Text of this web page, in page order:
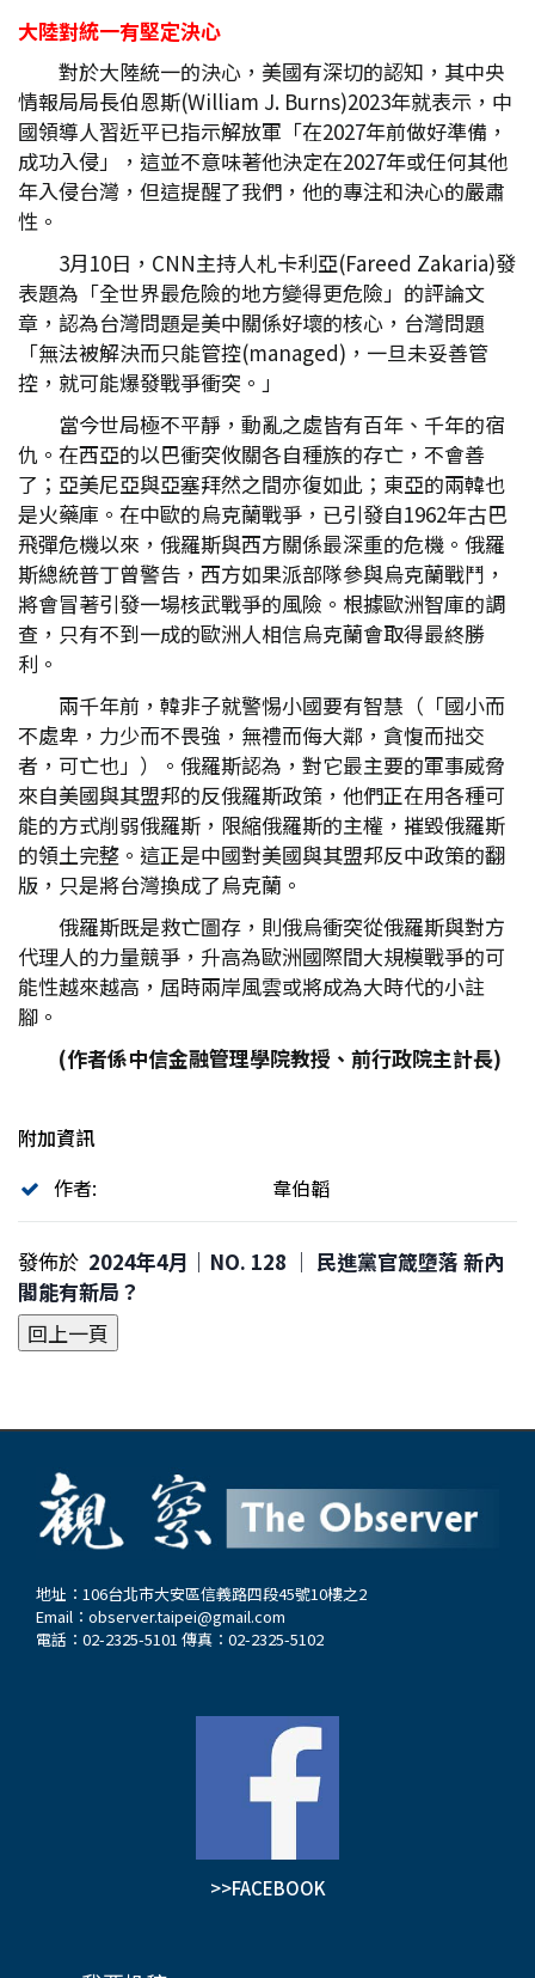
大陸對統一有堅定決心
對於大陸統一的決心，美國有深切的認知，其中央
情報局局長伯恩斯(William J. Burns)2023年就表示，中
國領導人習近平已指示解放軍「在2027年前做好準備，
成功入侵」，這並不意味著他決定在2027年或任何其他
年入侵台灣，但這提醒了我們，他的專注和決心的嚴肅
性。
3月10日，CNN主持人札卡利亞(Fareed Zakaria)發
表題為「全世界最危險的地方變得更危險」的評論文
章，認為台灣問題是美中關係好壞的核心，台灣問題
「無法被解決而只能管控(managed)，一旦未妥善管
控，就可能爆發戰爭衝突。」
當今世局極不平靜，動亂之處皆有百年、千年的宿
仇。在西亞的以巴衝突攸關各自種族的存亡，不會善
了；亞美尼亞與亞塞拜然之間亦復如此；東亞的兩韓也
是火藥庫。在中歐的烏克蘭戰爭，已引發自1962年古巴
飛彈危機以來，俄羅斯與西方關係最深重的危機。俄羅
斯總統普丁曾警告，西方如果派部隊參與烏克蘭戰鬥，
將會冒著引發一場核武戰爭的風險。根據歐洲智庫的調
查，只有不到一成的歐洲人相信烏克蘭會取得最終勝
利。
兩千年前，韓非子就警惕小國要有智慧（「國小而
不處卑，力少而不畏強，無禮而侮大鄰，貪愎而拙交
者，可亡也」）。俄羅斯認為，對它最主要的軍事威脅
來自美國與其盟邦的反俄羅斯政策，他們正在用各種可
能的方式削弱俄羅斯，限縮俄羅斯的主權，摧毀俄羅斯
的領土完整。這正是中國對美國與其盟邦反中政策的翻
版，只是將台灣換成了烏克蘭。
俄羅斯既是救亡圖存，則俄烏衝突從俄羅斯與對方
代理人的力量競爭，升高為歐洲國際間大規模戰爭的可
能性越來越高，屆時兩岸風雲或將成為大時代的小註
腳。
(作者係中信金融管理學院教授、前行政院主計長)
附加資訊
作者:
韋伯韜
發佈於 2024年4月｜NO. 128 │ 民進黨官箴墮落 新內
閣能有新局？
地址：106台北市大安區信義路四段45號10樓之2
Email： observer.taipei@gmail.com
電話：02-2325-5101 傳真：02-2325-5102
>>FACEBOOK